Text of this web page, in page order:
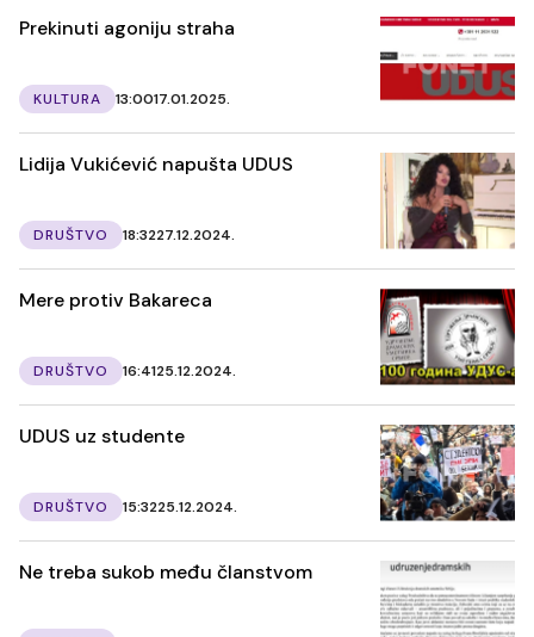
Prekinuti agoniju straha
KULTURA 13:0017.01.2025.
Lidija Vukićević napušta UDUS
DRUŠTVO 18:3227.12.2024.
Mere protiv Bakareca
DRUŠTVO 16:4125.12.2024.
UDUS uz studente
DRUŠTVO 15:3225.12.2024.
Ne treba sukob među članstvom